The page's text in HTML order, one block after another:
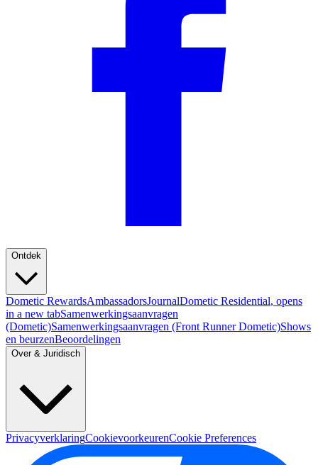
Ontdek
Dometic RewardsAmbassadorsJournalDometic Residential, opens
in a new tabSamenwerkingsaanvragen
(Dometic)Samenwerkingsaanvragen (Front Runner Dometic)Shows
en beurzenBeoordelingen
Over & Juridisch
PrivacyverklaringCookievoorkeurenCookie Preferences